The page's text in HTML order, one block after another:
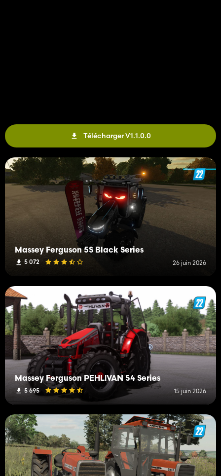
Télécharger V1.1.0.0
Massey Ferguson 5S Black Series
5 072 26 juin 2026
Massey Ferguson PEHLİVAN 54 Series
5 695 15 juin 2026